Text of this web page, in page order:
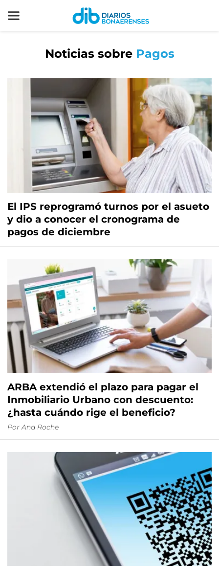
Noticias sobre Pagos
El IPS reprogramó turnos por el asueto
y dio a conocer el cronograma de
pagos de diciembre
ARBA extendió el plazo para pagar el
Inmobiliario Urbano con descuento:
¿hasta cuándo rige el beneficio?
Por Ana Roche